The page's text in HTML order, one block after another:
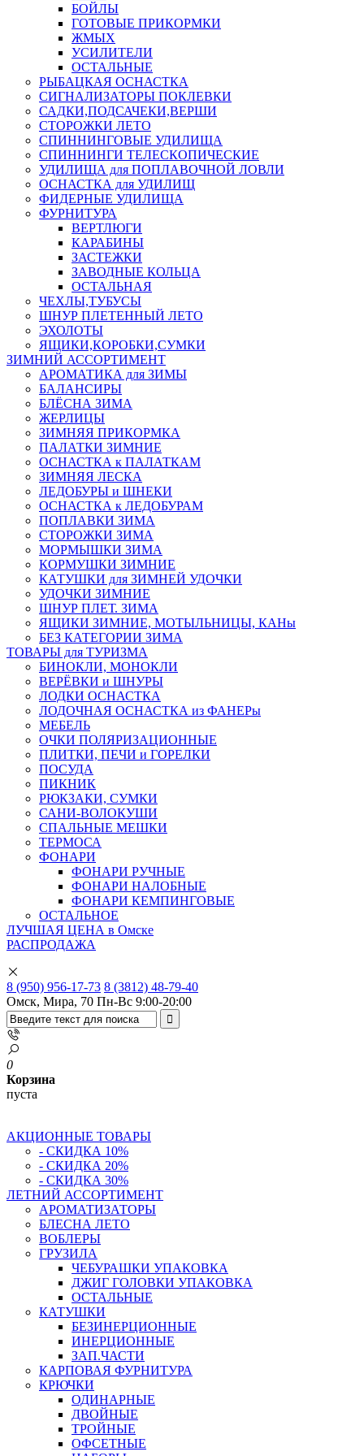
БОЙЛЫ
ГОТОВЫЕ ПРИКОРМКИ
ЖМЫХ
УСИЛИТЕЛИ
ОСТАЛЬНЫЕ
РЫБАЦКАЯ ОСНАСТКА
СИГНАЛИЗАТОРЫ ПОКЛЕВКИ
САДКИ,ПОДСАЧЕКИ,ВЕРШИ
СТОРОЖКИ ЛЕТО
СПИННИНГОВЫЕ УДИЛИЩА
СПИННИНГИ ТЕЛЕСКОПИЧЕСКИЕ
УДИЛИЩА для ПОПЛАВОЧНОЙ ЛОВЛИ
ОСНАСТКА для УДИЛИЩ
ФИДЕРНЫЕ УДИЛИЩА
ФУРНИТУРА
ВЕРТЛЮГИ
КАРАБИНЫ
ЗАСТЕЖКИ
ЗАВОДНЫЕ КОЛЬЦА
ОСТАЛЬНАЯ
ЧЕХЛЫ,ТУБУСЫ
ШНУР ПЛЕТЕННЫЙ ЛЕТО
ЭХОЛОТЫ
ЯЩИКИ,КОРОБКИ,СУМКИ
ЗИМНИЙ АССОРТИМЕНТ
АРОМАТИКА для ЗИМЫ
БАЛАНСИРЫ
БЛЁСНА ЗИМА
ЖЕРЛИЦЫ
ЗИМНЯЯ ПРИКОРМКА
ПАЛАТКИ ЗИМНИЕ
ОСНАСТКА к ПАЛАТКАМ
ЗИМНЯЯ ЛЕСКА
ЛЕДОБУРЫ и ШНЕКИ
ОСНАСТКА к ЛЕДОБУРАМ
ПОПЛАВКИ ЗИМА
СТОРОЖКИ ЗИМА
МОРМЫШКИ ЗИМА
КОРМУШКИ ЗИМНИЕ
КАТУШКИ для ЗИМНЕЙ УДОЧКИ
УДОЧКИ ЗИМНИЕ
ШНУР ПЛЕТ. ЗИМА
ЯЩИКИ ЗИМНИЕ, МОТЫЛЬНИЦЫ, КАНы
БЕЗ КАТЕГОРИИ ЗИМА
ТОВАРЫ для ТУРИЗМА
БИНОКЛИ, МОНОКЛИ
ВЕРЁВКИ и ШНУРЫ
ЛОДКИ ОСНАСТКА
ЛОДОЧНАЯ ОСНАСТКА из ФАНЕРы
МЕБЕЛЬ
ОЧКИ ПОЛЯРИЗАЦИОННЫЕ
ПЛИТКИ, ПЕЧИ и ГОРЕЛКИ
ПОСУДА
ПИКНИК
РЮКЗАКИ, СУМКИ
САНИ-ВОЛОКУШИ
СПАЛЬНЫЕ МЕШКИ
ТЕРМОСА
ФОНАРИ
ФОНАРИ РУЧНЫЕ
ФОНАРИ НАЛОБНЫЕ
ФОНАРИ КЕМПИНГОВЫЕ
ОСТАЛЬНОЕ
ЛУЧШАЯ ЦЕНА в Омске
РАСПРОДАЖА
8 (950) 956-17-73 8 (3812) 48-79-40
Омск, Мира, 70 Пн-Вс 9:00-20:00
0
Корзина
пуста
АКЦИОННЫЕ ТОВАРЫ
- СКИДКА 10%
- СКИДКА 20%
- СКИДКА 30%
ЛЕТНИЙ АССОРТИМЕНТ
АРОМАТИЗАТОРЫ
БЛЕСНА ЛЕТО
ВОБЛЕРЫ
ГРУЗИЛА
ЧЕБУРАШКИ УПАКОВКА
ДЖИГ ГОЛОВКИ УПАКОВКА
ОСТАЛЬНЫЕ
КАТУШКИ
БЕЗИНЕРЦИОННЫЕ
ИНЕРЦИОННЫЕ
ЗАП.ЧАСТИ
КАРПОВАЯ ФУРНИТУРА
КРЮЧКИ
ОДИНАРНЫЕ
ДВОЙНЫЕ
ТРОЙНЫЕ
ОФСЕТНЫЕ